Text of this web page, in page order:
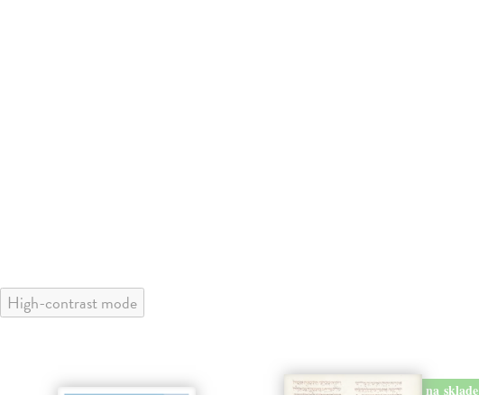
High-contrast mode
na sklade